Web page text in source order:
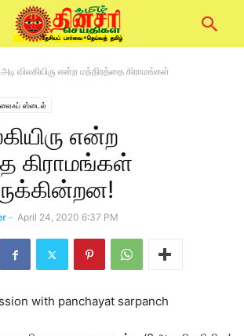
விலகியிரு என்ற மந்திரத்தை கிராமங்கள்
லைஃப் ஸ்டைல்
என்ற
கிராமங்கள்
- April 24, 2020 6:37 PM